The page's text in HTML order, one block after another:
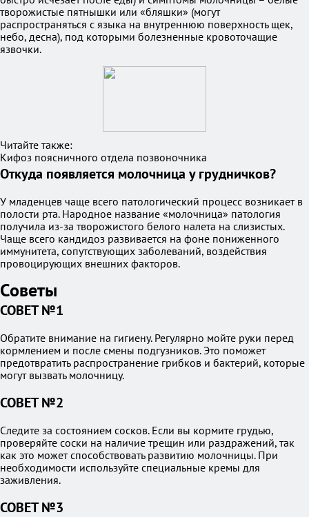
творожистые пятнышки или «бляшки» (могут
распространяться с языка на внутреннюю поверхность щек,
небо, десна), под которыми болезненные кровоточащие
язвочки.
Читайте также:
Кифоз поясничного отдела позвоночника
Откуда появляется молочница у грудничков?
У младенцев чаще всего патологический процесс возникает в
полости рта. Народное название «молочница» патология
получила из-за творожистого белого налета на слизистых.
Чаще всего кандидоз развивается на фоне пониженного
иммунитета, сопутствующих заболеваний, воздействия
провоцирующих внешних факторов.
Советы
СОВЕТ №1
Обратите внимание на гигиену. Регулярно мойте руки перед
кормлением и после смены подгузников. Это поможет
предотвратить распространение грибков и бактерий, которые
могут вызвать молочницу.
СОВЕТ №2
Следите за состоянием сосков. Если вы кормите грудью,
проверяйте соски на наличие трещин или раздражений, так
как это может способствовать развитию молочницы. При
необходимости используйте специальные кремы для
заживления.
СОВЕТ №3